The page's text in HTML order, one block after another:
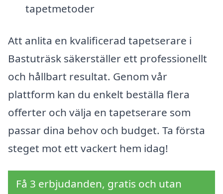
tapetmetoder
Att anlita en kvalificerad tapetserare i
Bastuträsk säkerställer ett professionellt
och hållbart resultat. Genom vår
plattform kan du enkelt beställa flera
offerter och välja en tapetserare som
passar dina behov och budget. Ta första
steget mot ett vackert hem idag!
Få 3 erbjudanden, gratis och utan